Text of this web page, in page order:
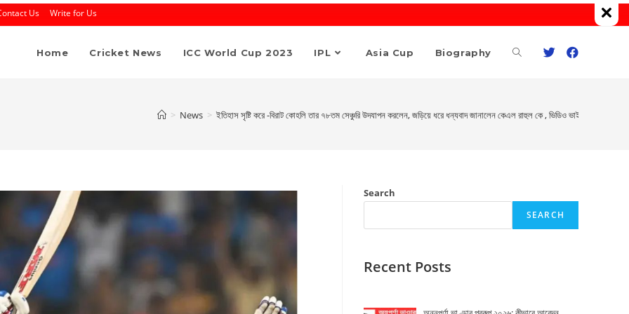
Us Write for Us
Home Cricket News ICC World Cup 2023 IPL Asia Cup Biography Toggle
> News > ইতিহাস সৃষ্টি করে -বিরাট কোহলি তার ৭৮তম সেঞ্চুরি উদযাপন করলেন, জড়িয়ে ধরে ধন্যবাদ জানালেন কেএল রাহুল কে , ভিডিও ভাইরাল – দেখে
Search
SEARCH
Recent Posts